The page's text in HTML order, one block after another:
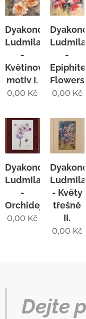
Dyakonchuk
Ludmila
-
Květinový
motiv I.
0,00 Kč
Ludmila
-
Epiphite
Flowers
0,00 Kč
Dyakonchuk
Ludmila
-
Orchidej
0,00 Kč
Ludmila
- Květy
třešně
II.
0,00 Kč
Dejte